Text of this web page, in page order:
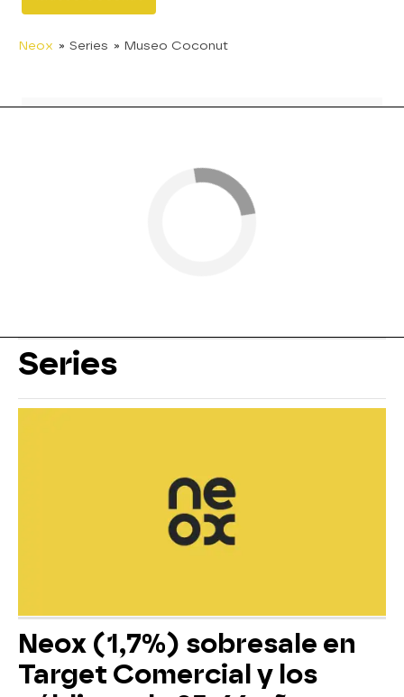
Neox » Series » Museo Coconut
Series
Neox (1,7%) sobresale en
Target Comercial y los